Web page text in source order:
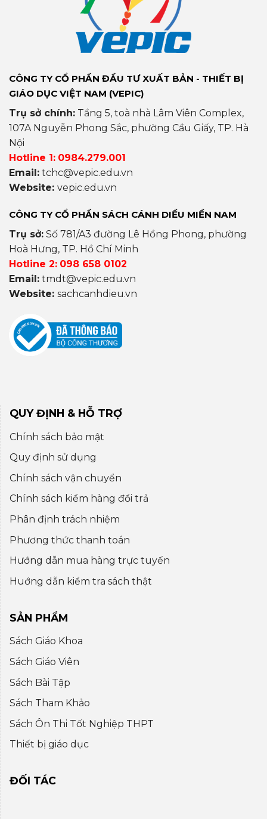
CÔNG TY CỔ PHẦN ĐẦU TƯ XUẤT BẢN - THIẾT BỊ
GIÁO DỤC VIỆT NAM (VEPIC)
Trụ sở chính: Tầng 5, toà nhà Lâm Viên Complex,
107A Nguyễn Phong Sắc, phường Cầu Giấy, TP. Hà
Nội
Hotline 1: 0984.279.001
Email: tchc@vepic.edu.vn
Website: vepic.edu.vn
CÔNG TY CỔ PHẦN SÁCH CÁNH DIỀU MIỀN NAM
Trụ sở: Số 781/A3 đường Lê Hồng Phong, phường
Hoà Hưng, TP. Hồ Chí Minh
Hotline 2: 098 658 0102
Email: tmdt@vepic.edu.vn
Website: sachcanhdieu.vn
QUY ĐỊNH & HỖ TRỢ
Chính sách bảo mật
Quy định sử dụng
Chính sách vận chuyển
Chính sách kiểm hàng đổi trả
Phân định trách nhiệm
Phương thức thanh toán
Hướng dẫn mua hàng trực tuyến
Huớng dẫn kiểm tra sách thật
SẢN PHẨM
Sách Giáo Khoa
Sách Giáo Viên
Sách Bài Tập
Sách Tham Khảo
Sách Ôn Thi Tốt Nghiệp THPT
Thiết bị giáo dục
ĐỐI TÁC